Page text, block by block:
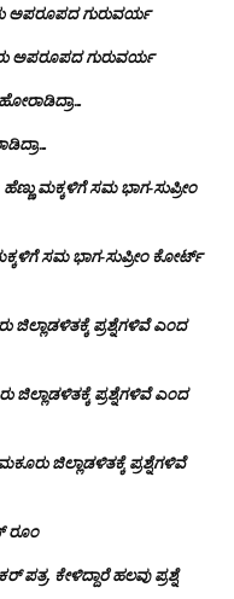
ಅಪರೂಪದ ಗುರುವರ್ಯ
ಅಪರೂಪದ ಗುರುವರ್ಯ
ಹೋರಾಡಿದ್ರಾ…
ಮಕ್ಕಳಿಗೆ ಸಮ ಭಾಗ-ಸುಪ್ರೀಂ
ಸಮ ಭಾಗ-ಸುಪ್ರೀಂ ಕೋರ್ಟ್
ಪ್ರಶ್ನೆಗಳಿವೆ ಎಂದ
ಪ್ರಶ್ನೆಗಳಿವೆ ಎಂದ
ಜಿಲ್ಲಾಡಳಿತಕ್ಕೆ ಪ್ರಶ್ನೆಗಳಿವೆ
ರೂಂ
ಕೇಳಿದ್ದಾರೆ ಹಲವು ಪ್ರಶ್ನೆ